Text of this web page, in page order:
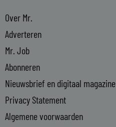
Over Mr.
Adverteren
Mr. Job
Abonneren
Nieuwsbrief en digitaal magazine
Privacy Statement
Algemene voorwaarden